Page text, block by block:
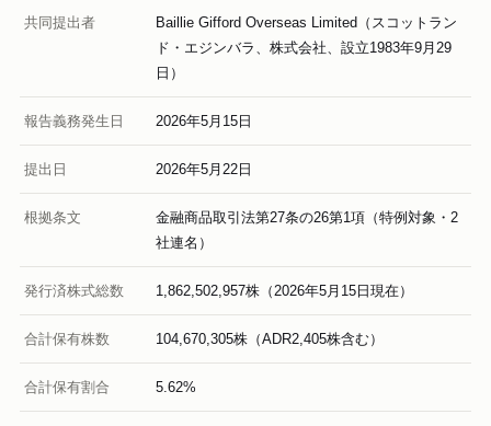
共同提出者
Baillie Gifford Overseas Limited（スコットラン
ド・エジンバラ、株式会社、設立1983年9月29
日）
報告義務発生日 2026年5月15日
提出日 2026年5月22日
根拠条文
金融商品取引法第27条の26第1項（特例対象・2
社連名）
発行済株式総数 1,862,502,957株（2026年5月15日現在）
合計保有株数 104,670,305株（ADR2,405株含む）
合計保有割合 5.62%